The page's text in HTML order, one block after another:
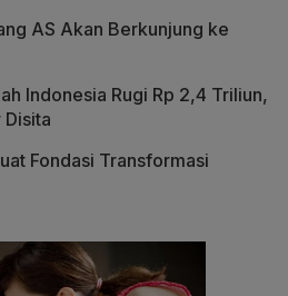
AS Akan Berkunjung ke
Indonesia Rugi Rp 2,4 Triliun,
Fondasi Transformasi